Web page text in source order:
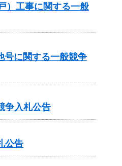
）工事に関する一般
号に関する一般競争
争入札公告
公告